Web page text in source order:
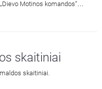
Motinos komandos“
Ralph Martin knygą
dalyvauja kun. Žilvinas
skaitiniai
skaitiniai.